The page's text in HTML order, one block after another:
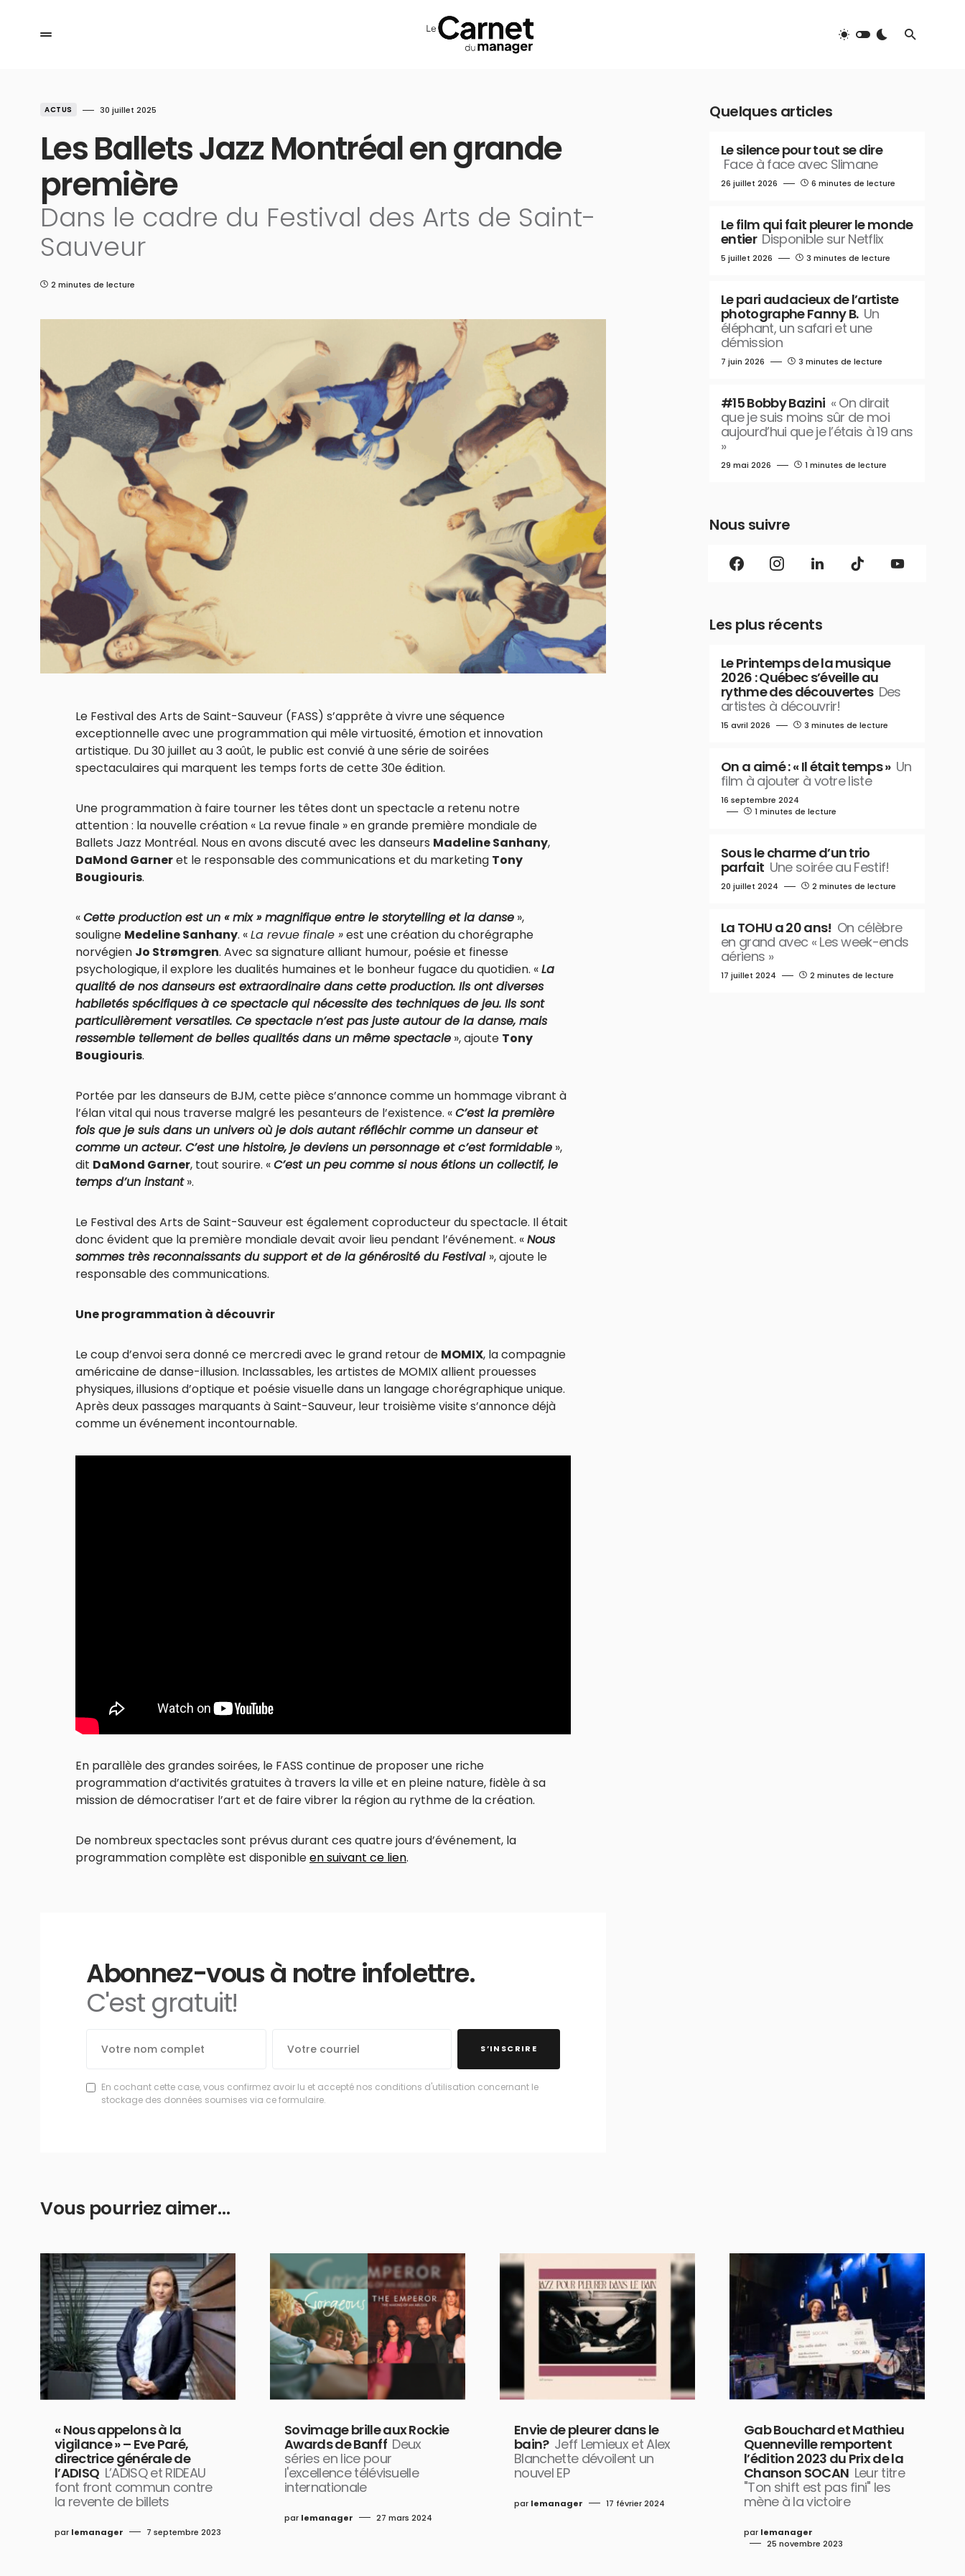
ACTUS 30 juillet 2025
Les Ballets Jazz Montréal en grande
première
Dans le cadre du Festival des Arts de Saint-
Sauveur
2 minutes de lecture
Le Festival des Arts de Saint-Sauveur (FASS) s’apprête à vivre une séquence
exceptionnelle avec une programmation qui mêle virtuosité, émotion et innovation
artistique. Du 30 juillet au 3 août, le public est convié à une série de soirées
spectaculaires qui marquent les temps forts de cette 30e édition.
Une programmation à faire tourner les têtes dont un spectacle a retenu notre
attention : la nouvelle création « La revue finale » en grande première mondiale de
Ballets Jazz Montréal. Nous en avons discuté avec les danseurs Madeline Sanhany,
DaMond Garneret le responsable des communications et du marketing Tony
Bougiouris.
«Cette production est un « mix » magnifique entre le storytelling et la danse »,
souligne Medeline Sanhany. «La revue finale »est une création du chorégraphe
norvégien Jo Strømgren. Avec sa signature alliant humour, poésie et finesse
psychologique, il explore les dualités humaines et le bonheur fugace du quotidien. «La
qualité de nos danseurs est extraordinaire dans cette production. Ils ont diverses
habiletés spécifiques à ce spectacle qui nécessite des techniques de jeu. Ils sont
particulièrement versatiles. Ce spectacle n’est pas juste autour de la danse, mais
ressemble tellement de belles qualités dans un même spectacle », ajoute Tony
Bougiouris.
Portée par les danseurs de BJM, cette pièce s’annonce comme un hommage vibrant à
l’élan vital qui nous traverse malgré les pesanteurs de l’existence. «C’est la première
fois que je suis dans un univers où je dois autant réfléchir comme un danseur et
comme un acteur. C’est une histoire, je deviens un personnage et c’est formidable »,
dit DaMond Garner, tout sourire. «C’est un peu comme si nous étions un collectif, le
temps d’un instant».
Le Festival des Arts de Saint-Sauveur est également coproducteur du spectacle. Il était
donc évident que la première mondiale devait avoir lieu pendant l’événement. «Nous
sommes très reconnaissants du support et de la générosité du Festival », ajoute le
responsable des communications.
Une programmation à découvrir
Le coup d’envoi sera donné ce mercredi avec le grand retour de MOMIX, la compagnie
américaine de danse-illusion. Inclassables, les artistes de MOMIX allient prouesses
physiques, illusions d’optique et poésie visuelle dans un langage chorégraphique unique.
Après deux passages marquants à Saint-Sauveur, leur troisième visite s’annonce déjà
comme un événement incontournable.
En parallèle des grandes soirées, le FASS continue de proposer une riche
programmation d’activités gratuites à travers la ville et en pleine nature, fidèle à sa
mission de démocratiser l’art et de faire vibrer la région au rythme de la création.
De nombreux spectacles sont prévus durant ces quatre jours d’événement, la
programmation complète est disponibleen suivant ce lien.
Abonnez-vous à notre infolettre.
C'est gratuit!
S’INSCRIRE
En cochant cette case, vous confirmez avoir lu et accepté nos conditions d'utilisation concernant le
stockage des données soumises via ce formulaire.
Quelques articles
Le silence pour tout se dire
Face à face avec Slimane
26 juillet 2026 6 minutes de lecture
Le film qui fait pleurer le monde
entier Disponible sur Netflix
5 juillet 2026 3 minutes de lecture
Le pari audacieux de l’artiste
photographe Fanny B. Un
éléphant, un safari et une
démission
7 juin 2026 3 minutes de lecture
#15 Bobby Bazini « On dirait
que je suis moins sûr de moi
aujourd’hui que je l’étais à 19 ans
»
29 mai 2026 1 minutes de lecture
Nous suivre
Les plus récents
Le Printemps de la musique
2026 : Québec s’éveille au
rythme des découvertes Des
artistes à découvrir!
15 avril 2026 3 minutes de lecture
On a aimé : « Il était temps » Un
film à ajouter à votre liste
16 septembre 2024
1 minutes de lecture
Sous le charme d’un trio
parfait Une soirée au Festif!
20 juillet 2024 2 minutes de lecture
La TOHU a 20 ans! On célèbre
en grand avec « Les week-ends
aériens »
17 juillet 2024 2 minutes de lecture
Vous pourriez aimer…
« Nous appelons à la
vigilance » – Eve Paré,
directrice générale de
l’ADISQ L’ADISQ et RIDEAU
font front commun contre
la revente de billets
par lemanager 7 septembre 2023
Sovimage brille aux Rockie
Awards de Banff Deux
séries en lice pour
l'excellence télévisuelle
internationale
par lemanager 27 mars 2024
Envie de pleurer dans le
bain? Jeff Lemieux et Alex
Blanchette dévoilent un
nouvel EP
par lemanager 17 février 2024
Gab Bouchard et Mathieu
Quenneville remportent
l’édition 2023 du Prix de la
Chanson SOCAN Leur titre
"Ton shift est pas fini" les
mène à la victoire
par lemanager
25 novembre 2023